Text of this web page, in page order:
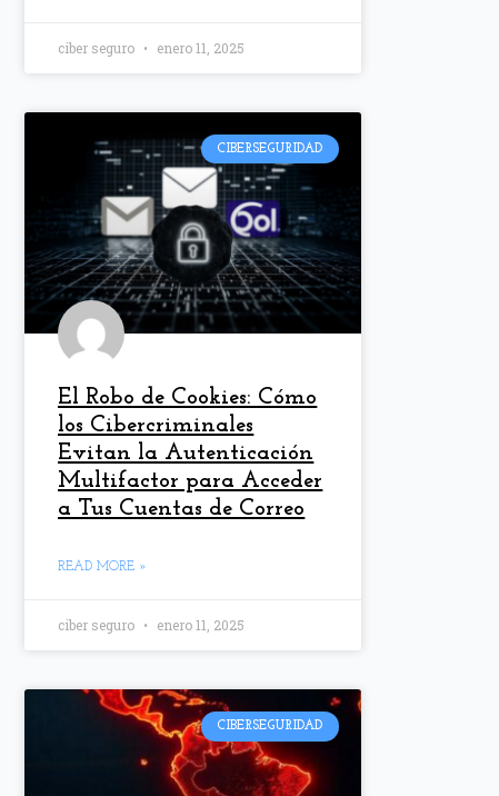
ciber seguro enero 11, 2025
CIBERSEGURIDAD
El Robo de Cookies: Cómo
los Cibercriminales
Evitan la Autenticación
Multifactor para Acceder
a Tus Cuentas de Correo
READ MORE »
ciber seguro enero 11, 2025
CIBERSEGURIDAD